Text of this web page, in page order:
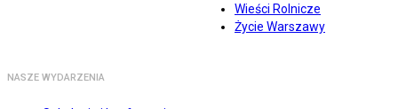
Wieści Rolnicze
Życie Warszawy
NASZE WYDARZENIA